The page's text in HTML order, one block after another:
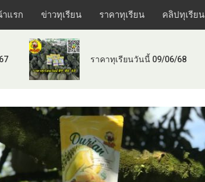
แรก ข่าวทุเรียน ราคาทุเรียน คลิปทุเรียน
ราคาทุเรียนวันนี้ 09/06/68